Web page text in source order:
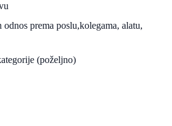
prema poslu,kolegama, alatu,
(poželjno)